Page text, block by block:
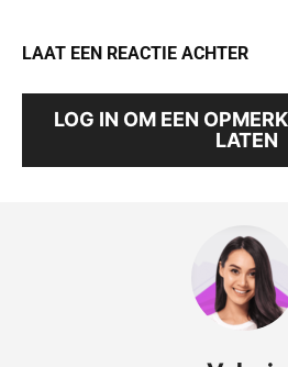
LAAT EEN REACTIE ACHTER
LOG IN OM EEN
LATEN